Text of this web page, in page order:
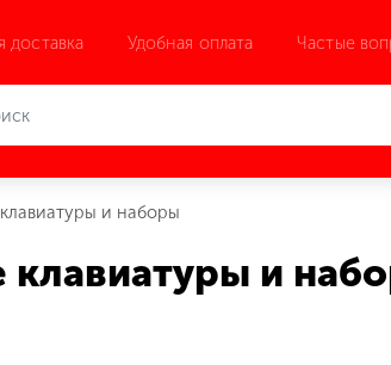
доставка Удобная оплата Частые
и наборы
клавиатуры и